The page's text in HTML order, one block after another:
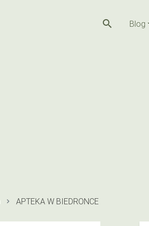
search Blog
APTEKA W BIEDRONCE